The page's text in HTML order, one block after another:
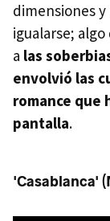
dimensiones
igualarse;
a las
envolvió las
romance que
pantalla.
'Casablanca'